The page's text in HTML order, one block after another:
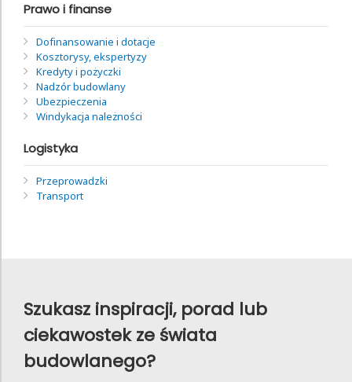
Prawo i finanse
Dofinansowanie i dotacje
Kosztorysy, ekspertyzy
Kredyty i pożyczki
Nadzór budowlany
Ubezpieczenia
Windykacja należności
Logistyka
Przeprowadzki
Transport
Szukasz inspiracji, porad lub
ciekawostek ze świata
budowlanego?